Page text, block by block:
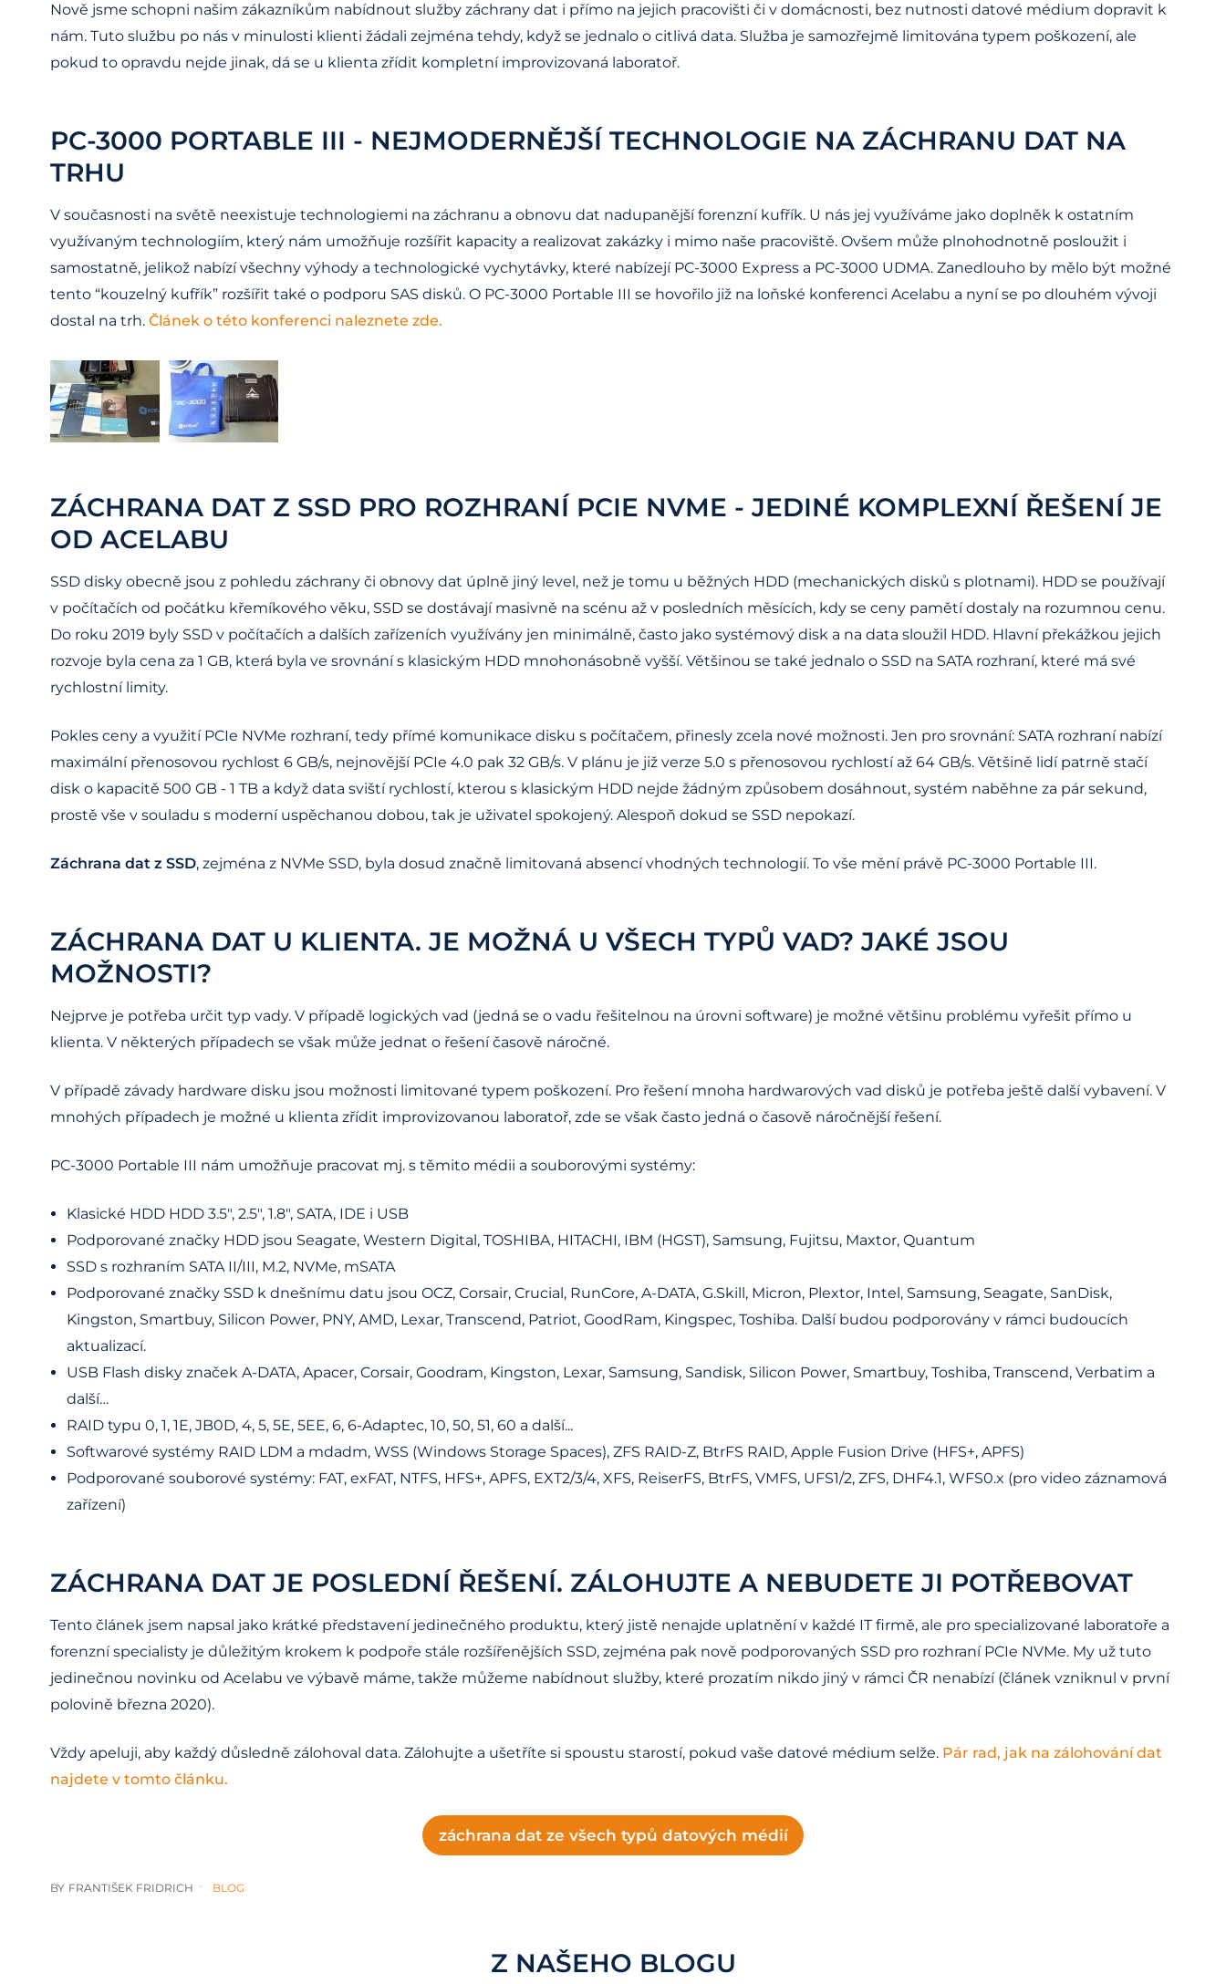
Nově jsme schopni našim zákazníkům nabídnout služby záchrany dat i přímo na jejich pracovišti či v domácnosti, bez nutnosti datové médium dopravit k
nám. Tuto službu po nás v minulosti klienti žádali zejména tehdy, když se jednalo o citlivá data. Služba je samozřejmě limitována typem poškození, ale
pokud to opravdu nejde jinak, dá se u klienta zřídit kompletní improvizovaná laboratoř.
PC-3000 PORTABLE III - NEJMODERNĚJŠÍ TECHNOLOGIE NA ZÁCHRANU DAT NA
TRHU
V současnosti na světě neexistuje technologiemi na záchranu a obnovu dat nadupanější forenzní kufřík. U nás jej využíváme jako doplněk k ostatním
využívaným technologiím, který nám umožňuje rozšířit kapacity a realizovat zakázky i mimo naše pracoviště. Ovšem může plnohodnotně posloužit i
samostatně, jelikož nabízí všechny výhody a technologické vychytávky, které nabízejí PC-3000 Express a PC-3000 UDMA. Zanedlouho by mělo být možné
tento “kouzelný kufřík” rozšířit také o podporu SAS disků. O PC-3000 Portable III se hovořilo již na loňské konferenci Acelabu a nyní se po dlouhém vývoji
dostal na trh. Článek o této konferenci naleznete zde.
ZÁCHRANA DAT Z SSD PRO ROZHRANÍ PCIE NVME - JEDINÉ KOMPLEXNÍ ŘEŠENÍ JE
OD ACELABU
SSD disky obecně jsou z pohledu záchrany či obnovy dat úplně jiný level, než je tomu u běžných HDD (mechanických disků s plotnami). HDD se používají
v počítačích od počátku křemíkového věku, SSD se dostávají masivně na scénu až v posledních měsících, kdy se ceny pamětí dostaly na rozumnou cenu.
Do roku 2019 byly SSD v počítačích a dalších zařízeních využívány jen minimálně, často jako systémový disk a na data sloužil HDD. Hlavní překážkou jejich
rozvoje byla cena za 1 GB, která byla ve srovnání s klasickým HDD mnohonásobně vyšší. Většinou se také jednalo o SSD na SATA rozhraní, které má své
rychlostní limity.
Pokles ceny a využití PCIe NVMe rozhraní, tedy přímé komunikace disku s počítačem, přinesly zcela nové možnosti. Jen pro srovnání: SATA rozhraní nabízí
maximální přenosovou rychlost 6 GB/s, nejnovější PCIe 4.0 pak 32 GB/s. V plánu je již verze 5.0 s přenosovou rychlostí až 64 GB/s. Většině lidí patrně stačí
disk o kapacitě 500 GB - 1 TB a když data sviští rychlostí, kterou s klasickým HDD nejde žádným způsobem dosáhnout, systém naběhne za pár sekund,
prostě vše v souladu s moderní uspěchanou dobou, tak je uživatel spokojený. Alespoň dokud se SSD nepokazí.
Záchrana dat z SSD, zejména z NVMe SSD, byla dosud značně limitovaná absencí vhodných technologií. To vše mění právě PC-3000 Portable III.
ZÁCHRANA DAT U KLIENTA. JE MOŽNÁ U VŠECH TYPŮ VAD? JAKÉ JSOU
MOŽNOSTI?
Nejprve je potřeba určit typ vady. V případě logických vad (jedná se o vadu řešitelnou na úrovni software) je možné většinu problému vyřešit přímo u
klienta. V některých případech se však může jednat o řešení časově náročné.
V případě závady hardware disku jsou možnosti limitované typem poškození. Pro řešení mnoha hardwarových vad disků je potřeba ještě další vybavení. V
mnohých případech je možné u klienta zřídit improvizovanou laboratoř, zde se však často jedná o časově náročnější řešení.
PC-3000 Portable III nám umožňuje pracovat mj. s těmito médii a souborovými systémy:
Klasické HDD HDD 3.5″, 2.5″, 1.8″, SATA, IDE i USB
Podporované značky HDD jsou Seagate, Western Digital, TOSHIBA, HITACHI, IBM (HGST), Samsung, Fujitsu, Maxtor, Quantum
SSD s rozhraním SATA II/III, M.2, NVMe, mSATA
Podporované značky SSD k dnešnímu datu jsou OCZ, Corsair, Crucial, RunCore, A-DATA, G.Skill, Micron, Plextor, Intel, Samsung, Seagate, SanDisk,
Kingston, Smartbuy, Silicon Power, PNY, AMD, Lexar, Transcend, Patriot, GoodRam, Kingspec, Toshiba. Další budou podporovány v rámci budoucích
aktualizací.
USB Flash disky značek A-DATA, Apacer, Corsair, Goodram, Kingston, Lexar, Samsung, Sandisk, Silicon Power, Smartbuy, Toshiba, Transcend, Verbatim a
další…
RAID typu 0, 1, 1E, JB0D, 4, 5, 5E, 5EE, 6, 6-Adaptec, 10, 50, 51, 60 a další...
Softwarové systémy RAID LDM a mdadm, WSS (Windows Storage Spaces), ZFS RAID-Z, BtrFS RAID, Apple Fusion Drive (HFS+, APFS)
Podporované souborové systémy: FAT, exFAT, NTFS, HFS+, APFS, EXT2/3/4, XFS, ReiserFS, BtrFS, VMFS, UFS1/2, ZFS, DHF4.1, WFS0.x (pro video záznamová
zařízení)
ZÁCHRANA DAT JE POSLEDNÍ ŘEŠENÍ. ZÁLOHUJTE A NEBUDETE JI POTŘEBOVAT
Tento článek jsem napsal jako krátké představení jedinečného produktu, který jistě nenajde uplatnění v každé IT firmě, ale pro specializované laboratoře a
forenzní specialisty je důležitým krokem k podpoře stále rozšířenějších SSD, zejména pak nově podporovaných SSD pro rozhraní PCIe NVMe. My už tuto
jedinečnou novinku od Acelabu ve výbavě máme, takže můžeme nabídnout služby, které prozatím nikdo jiný v rámci ČR nenabízí (článek vzniknul v první
polovině března 2020).
Vždy apeluji, aby každý důsledně zálohoval data. Zálohujte a ušetříte si spoustu starostí, pokud vaše datové médium selže. Pár rad, jak na zálohování dat
najdete v tomto článku.
záchrana dat ze všech typů datových médií
BY FRANTIŠEK FRIDRICH BLOG
Z NAŠEHO BLOGU